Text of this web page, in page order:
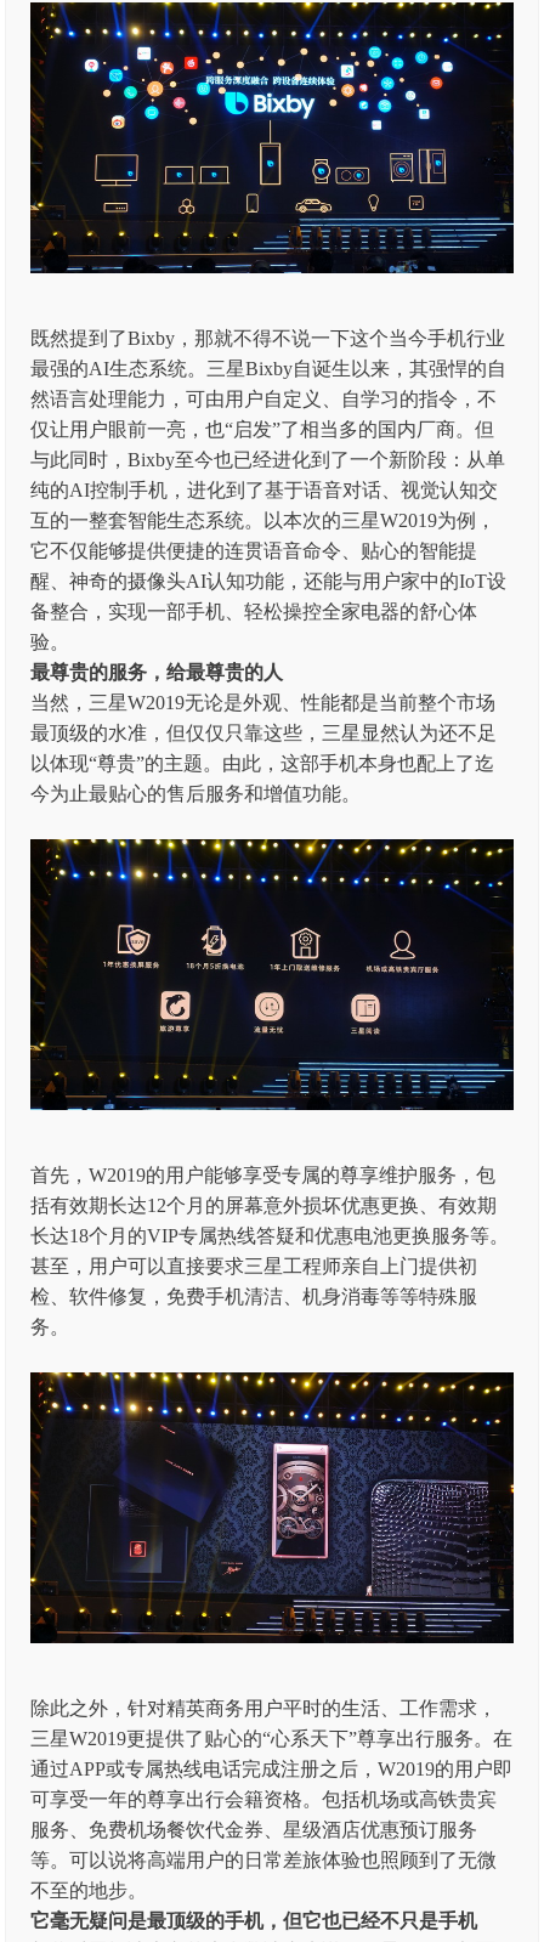
既然提到了Bixby，那就不得不说一下这个当今手机行业
最强的AI生态系统。三星Bixby自诞生以来，其强悍的自
然语言处理能力，可由用户自定义、自学习的指令，不
仅让用户眼前一亮，也“启发”了相当多的国内厂商。但
与此同时，Bixby至今也已经进化到了一个新阶段：从单
纯的AI控制手机，进化到了基于语音对话、视觉认知交
互的一整套智能生态系统。以本次的三星W2019为例，
它不仅能够提供便捷的连贯语音命令、贴心的智能提
醒、神奇的摄像头AI认知功能，还能与用户家中的IoT设
备整合，实现一部手机、轻松操控全家电器的舒心体
验。
最尊贵的服务，给最尊贵的人
当然，三星W2019无论是外观、性能都是当前整个市场
最顶级的水准，但仅仅只靠这些，三星显然认为还不足
以体现“尊贵”的主题。由此，这部手机本身也配上了迄
今为止最贴心的售后服务和增值功能。
首先，W2019的用户能够享受专属的尊享维护服务，包
括有效期长达12个月的屏幕意外损坏优惠更换、有效期
长达18个月的VIP专属热线答疑和优惠电池更换服务等。
甚至，用户可以直接要求三星工程师亲自上门提供初
检、软件修复，免费手机清洁、机身消毒等等特殊服
务。
除此之外，针对精英商务用户平时的生活、工作需求，
三星W2019更提供了贴心的“心系天下”尊享出行服务。在
通过APP或专属热线电话完成注册之后，W2019的用户即
可享受一年的尊享出行会籍资格。包括机场或高铁贵宾
服务、免费机场餐饮代金券、星级酒店优惠预订服务
等。可以说将高端用户的日常差旅体验也照顾到了无微
不至的地步。
它毫无疑问是最顶级的手机，但它也已经不只是手机